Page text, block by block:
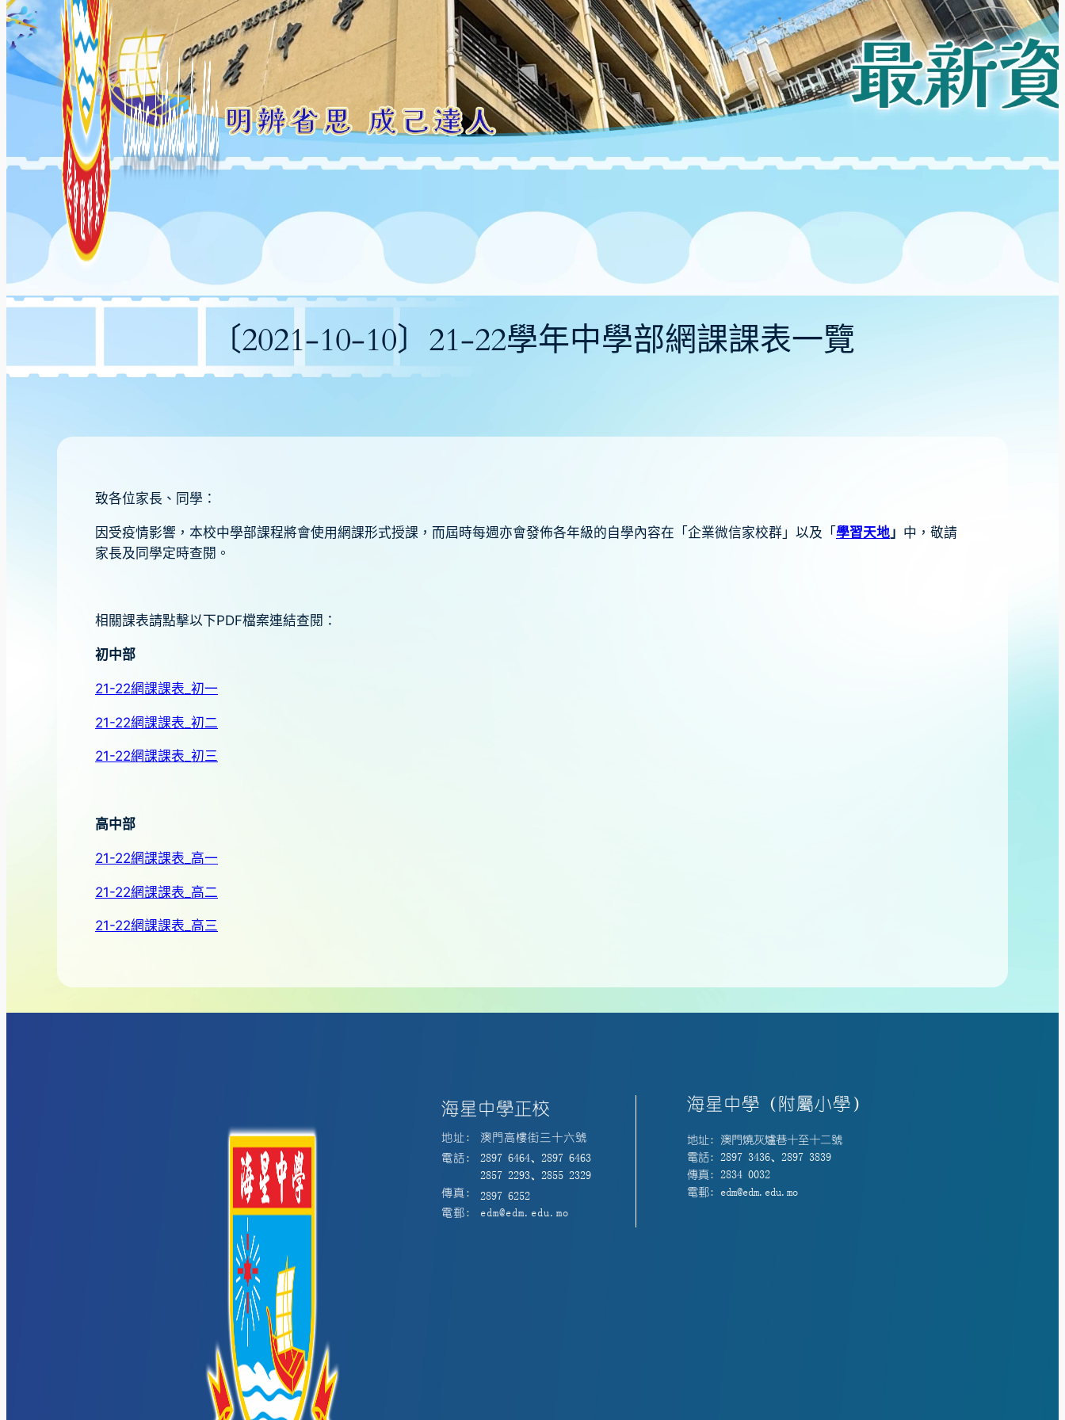
〔2021-10-10〕21-22學年中學部網課課表一覽
致各位家長、同學：
因受疫情影響，本校中學部課程將會使用網課形式授課，而屆時每週亦會發佈各年級的自學內容在「企業微信家校群」以及「學習天地 」 中，敬請
家長及同學定時查閱。
相關課表請點擊以下PDF檔案連結查閱：
初中部
21-22網課課表_初一
21-22網課課表_初二
21-22網課課表_初三
高中部
21-22網課課表_高一
21-22網課課表_高二
21-22網課課表_高三
海星中學正校
地址:
澳門高樓街三十六號
電話:
2897 6464、2897 6463
2857 2293、2855 2329
傳真:
2897 6252
電郵:
edm@edm.edu.mo
海星中學（附屬小學）
地址: 澳門燒灰爐巷十至十二號
電話: 2897 3436、2897 3839
傳真: 2834 0032
電郵: edm@edm.edu.mo